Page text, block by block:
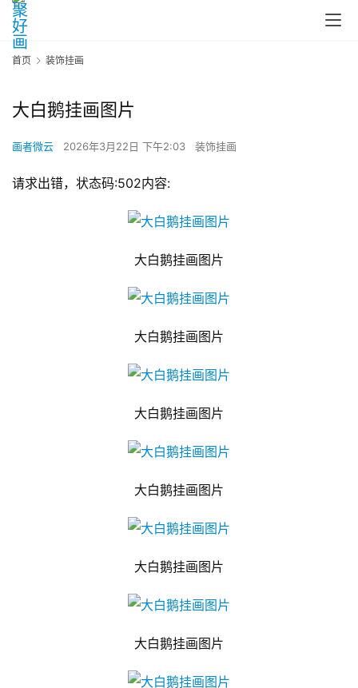
首页 装饰挂画
大白鹅挂画图片
画者微云 2026年3月22日 下午2:03 装饰挂画
请求出错，状态码:502内容:
大白鹅挂画图片
大白鹅挂画图片
大白鹅挂画图片
大白鹅挂画图片
大白鹅挂画图片
大白鹅挂画图片